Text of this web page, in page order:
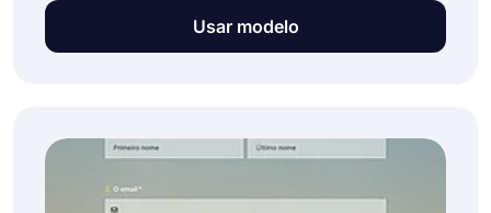
ou notificações. Graças aos formulários de
inscrição, as pessoas podem fornecer seus
do forms.app e alcance seus clientes potenciais
com facilidade e rapidez!
Usar modelo